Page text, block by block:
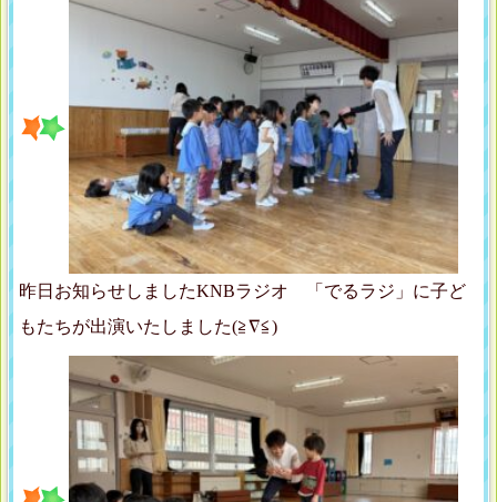
昨日お知らせしましたKNBラジオ 「でるラジ」に子ど
もたちが出演いたしました(≧∇≦)